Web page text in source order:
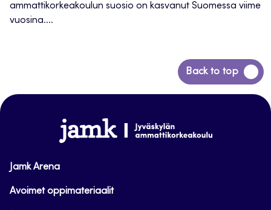
ammattikorkeakoulun suosio on kasvanut Suomessa viime
vuosina....
Back to top
Siirry
takaisin
www.jamk.fi
Jamk Arena
Avoimet oppimateriaalit